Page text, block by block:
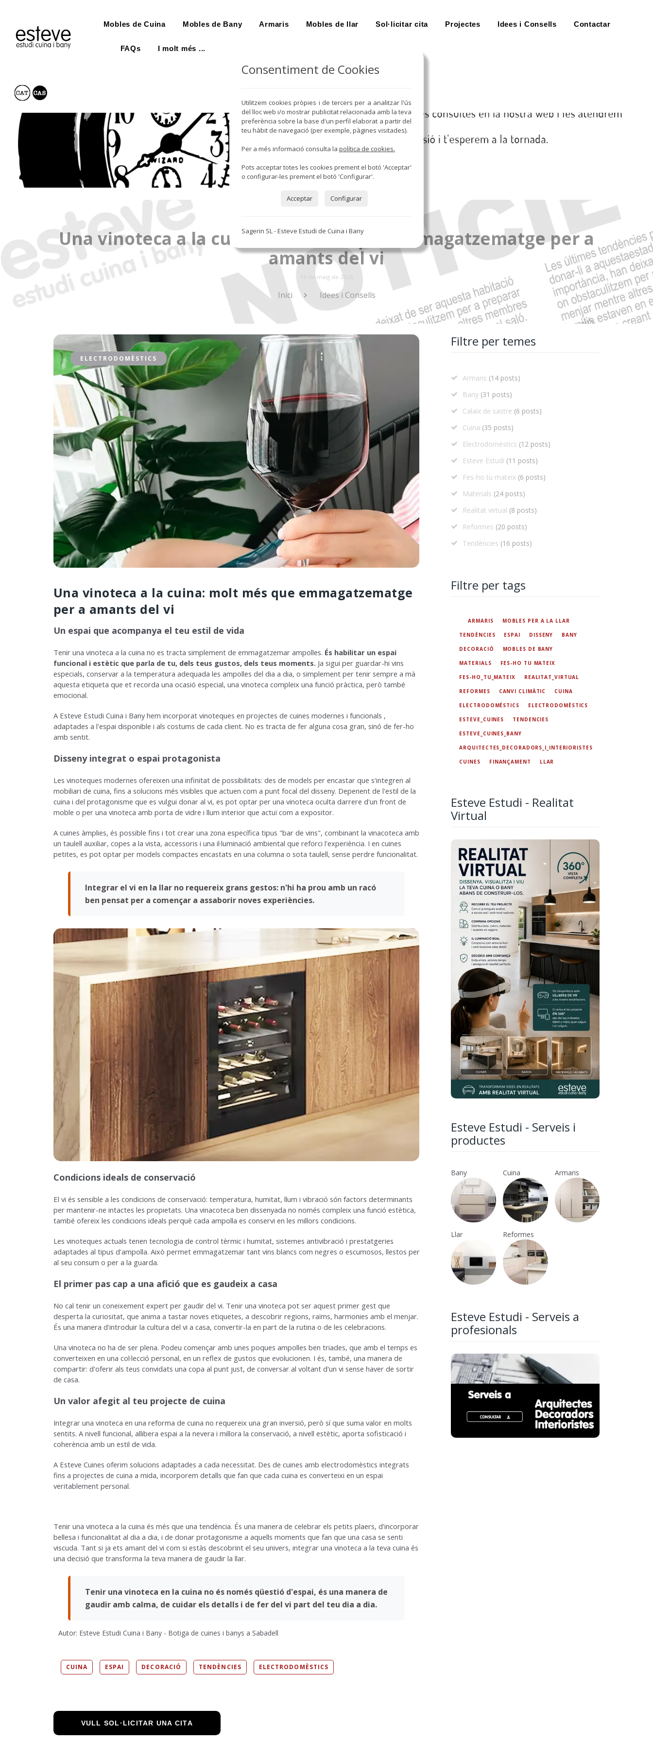
Consentiment de Cookies
Utilitzem cookies pròpies i de tercers per a analitzar l'ús
del lloc web i/o mostrar publicitat relacionada amb la teva
preferència sobre la base d'un perfil elaborat a partir del
teu hàbit de navegació (per exemple, pàgines visitades).
Per a més informació consulta la política de cookies.
Pots acceptar totes les cookies prement el botó 'Acceptar'
o configurar-les prement el botó 'Configurar'.
Acceptar Configurar
Sagerin SL - Esteve Estudi de Cuina i Bany
Mobles de Cuina Mobles de Bany Armaris Mobles de llar Sol·licitar cita Projectes Idees i Consells Contactar
FAQs I molt més ...
Una vinoteca a la cuina: molt més que emmagatzematge per a
amants del vi
14 de maig de 2025
Inici Idees i Consells
ELECTRODOMÈSTICS
Una vinoteca a la cuina: molt més que emmagatzematge
per a amants del vi
Un espai que acompanya el teu estil de vida
Tenir una vinoteca a la cuina no es tracta simplement de emmagatzemar ampolles. És habilitar un espai
funcional i estètic que parla de tu, dels teus gustos, dels teus moments. Ja sigui per guardar-hi vins
especials, conservar a la temperatura adequada les ampolles del dia a dia, o simplement per tenir sempre a mà
aquesta etiqueta que et recorda una ocasió especial, una vinoteca compleix una funció pràctica, però també
emocional.
A Esteve Estudi Cuina i Bany hem incorporat vinoteques en projectes de cuines modernes i funcionals ,
adaptades a l'espai disponible i als costums de cada client. No es tracta de fer alguna cosa gran, sinó de fer-ho
amb sentit.
Disseny integrat o espai protagonista
Les vinoteques modernes ofereixen una infinitat de possibilitats: des de models per encastar que s'integren al
mobiliari de cuina, fins a solucions més visibles que actuen com a punt focal del disseny. Depenent de l'estil de la
cuina i del protagonisme que es vulgui donar al vi, es pot optar per una vinoteca oculta darrere d'un front de
moble o per una vinoteca amb porta de vidre i llum interior que actuï com a expositor.
A cuines àmplies, és possible fins i tot crear una zona específica tipus "bar de vins", combinant la vinacoteca amb
un taulell auxiliar, copes a la vista, accessoris i una il·luminació ambiental que reforci l'experiència. I en cuines
petites, es pot optar per models compactes encastats en una columna o sota taulell, sense perdre funcionalitat.
Integrar el vi en la llar no requereix grans gestos: n'hi ha prou amb un racó
ben pensat per a començar a assaborir noves experiències.
Condicions ideals de conservació
El vi és sensible a les condicions de conservació: temperatura, humitat, llum i vibració són factors determinants
per mantenir-ne intactes les propietats. Una vinacoteca ben dissenyada no només compleix una funció estètica,
també ofereix les condicions ideals perquè cada ampolla es conservi en les millors condicions.
Les vinoteques actuals tenen tecnologia de control tèrmic i humitat, sistemes antivibració i prestatgeries
adaptades al tipus d'ampolla. Això permet emmagatzemar tant vins blancs com negres o escumosos, llestos per
al seu consum o per a la guarda.
El primer pas cap a una afició que es gaudeix a casa
No cal tenir un coneixement expert per gaudir del vi. Tenir una vinoteca pot ser aquest primer gest que
desperta la curiositat, que anima a tastar noves etiquetes, a descobrir regions, raïms, harmonies amb el menjar.
És una manera d'introduir la cultura del vi a casa, convertir-la en part de la rutina o de les celebracions.
Una vinoteca no ha de ser plena. Podeu començar amb unes poques ampolles ben triades, que amb el temps es
converteixen en una col·lecció personal, en un reflex de gustos que evolucionen. I és, també, una manera de
compartir: d'oferir als teus convidats una copa al punt just, de conversar al voltant d'un vi sense haver de sortir
de casa.
Un valor afegit al teu projecte de cuina
Integrar una vinoteca en una reforma de cuina no requereix una gran inversió, però sí que suma valor en molts
sentits. A nivell funcional, allibera espai a la nevera i millora la conservació, a nivell estètic, aporta sofisticació i
coherència amb un estil de vida.
A Esteve Cuines oferim solucions adaptades a cada necessitat. Des de cuines amb electrodomèstics integrats
fins a projectes de cuina a mida, incorporem detalls que fan que cada cuina es converteixi en un espai
veritablement personal.
Tenir una vinoteca a la cuina és més que una tendència. És una manera de celebrar els petits plaers, d'incorporar
bellesa i funcionalitat al dia a dia, i de donar protagonisme a aquells moments que fan que una casa se senti
viscuda. Tant si ja ets amant del vi com si estàs descobrint el seu univers, integrar una vinoteca a la teva cuina és
una decisió que transforma la teva manera de gaudir la llar.
Tenir una vinoteca en la cuina no és només qüestió d'espai, és una manera de
gaudir amb calma, de cuidar els detalls i de fer del vi part del teu dia a dia.
Autor: Esteve Estudi Cuina i Bany - Botiga de cuines i banys a Sabadell
CUINA ESPAI DECORACIÓ TENDÈNCIES ELECTRODOMÈSTICS
VULL SOL·LICITAR UNA CITA
Filtre per temes
Armaris (14 posts)
Bany (31 posts)
Calaix de sastre (6 posts)
Cuina (35 posts)
Electrodomèstics (12 posts)
Esteve Estudi (11 posts)
Fes-ho tu mateix (6 posts)
Materials (24 posts)
Realitat virtual (8 posts)
Reformes (20 posts)
Tendències (16 posts)
Filtre per tags
ARMARIS MOBLES PER A LA LLAR
TENDÈNCIES ESPAI DISSENY BANY
DECORACIÓ MOBLES DE BANY
MATERIALS FES-HO TU MATEIX
FES-HO_TU_MATEIX REALITAT_VIRTUAL
REFORMES CANVI CLIMÀTIC CUINA
ELECTRODOMÉSTICS ELECTRODOMÈSTICS
ESTEVE_CUINES TENDENCIES
ESTEVE_CUINES_BANY
ARQUITECTES_DECORADORS_I_INTERIORISTES
CUINES FINANÇAMENT LLAR
Esteve Estudi - Realitat
Virtual
Esteve Estudi - Serveis i
productes
Bany Cuina Armaris
Llar Reformes
Esteve Estudi - Serveis a
profesionals